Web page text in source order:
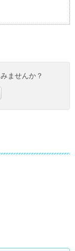
ませんか？